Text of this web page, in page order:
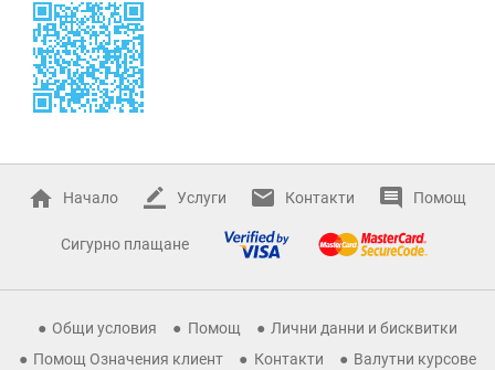
Начало Услуги Контакти Помощ
Сигурно плащане
Общи условия Помощ
Лични данни и бисквитки
Помощ Означения клиент
Контакти Валутни курсове